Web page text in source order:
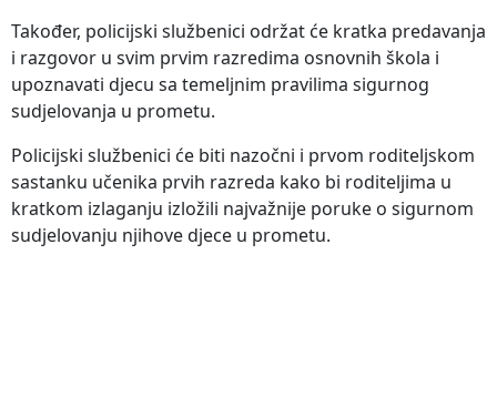
Također, policijski službenici održat će kratka predavanja
i razgovor u svim prvim razredima osnovnih škola i
upoznavati djecu sa temeljnim pravilima sigurnog
sudjelovanja u prometu.
Policijski službenici će biti nazočni i prvom roditeljskom
sastanku učenika prvih razreda kako bi roditeljima u
kratkom izlaganju izložili najvažnije poruke o sigurnom
sudjelovanju njihove djece u prometu.